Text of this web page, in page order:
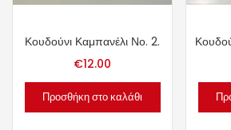
Κουδούνι Καμπανέλι Νο. 2.
€12.00
Προσθήκη στο καλάθι